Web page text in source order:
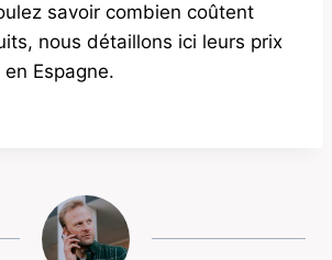
savoir combien coûtent
nous détaillons ici leurs prix
Espagne.